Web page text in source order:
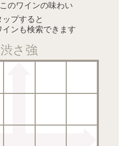
のワインの味わい
プすると
ンも検索できます
渋さ強